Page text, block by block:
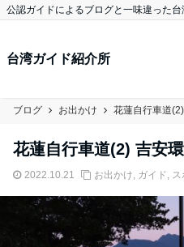
公認ガイドによるブログと一味違った台
台湾ガイド紹介所
ブログ お出かけ 花蓮自行車道
花蓮自行車道(2) 吉安
2022.10.21 お出かけ, ガイド , ス